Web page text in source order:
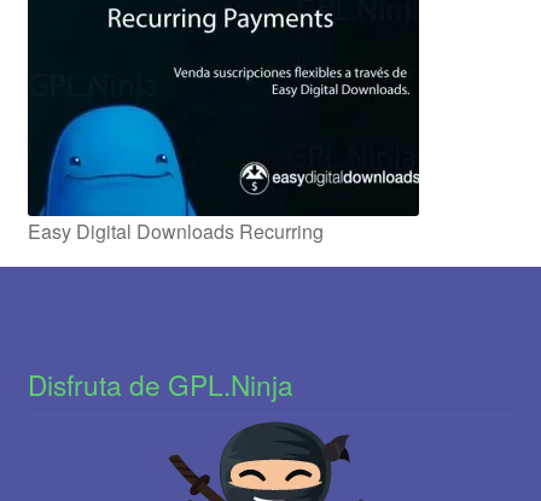
Easy Digital Downloads Recurring
Disfruta de GPL.Ninja